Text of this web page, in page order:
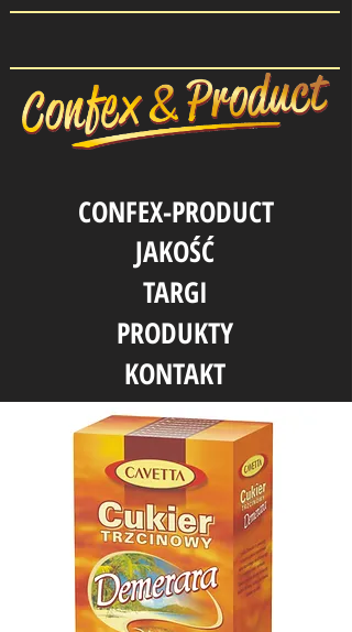
CONFEX-PRODUCT
JAKOŚĆ
TARGI
PRODUKTY
KONTAKT